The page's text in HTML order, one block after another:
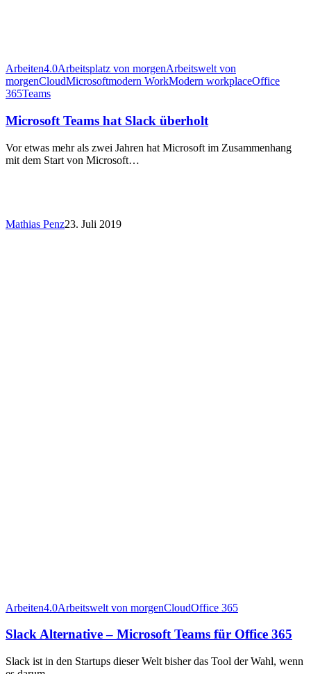
Arbeiten4.0Arbeitsplatz von morgenArbeitswelt von
morgenCloudMicrosoftmodern WorkModern workplaceOffice
365Teams
Microsoft Teams hat Slack überholt
Vor etwas mehr als zwei Jahren hat Microsoft im Zusammenhang
mit dem Start von Microsoft…
Mathias Penz23. Juli 2019
Arbeiten4.0Arbeitswelt von morgenCloudOffice 365
Slack Alternative – Microsoft Teams für Office 365
Slack ist in den Startups dieser Welt bisher das Tool der Wahl, wenn